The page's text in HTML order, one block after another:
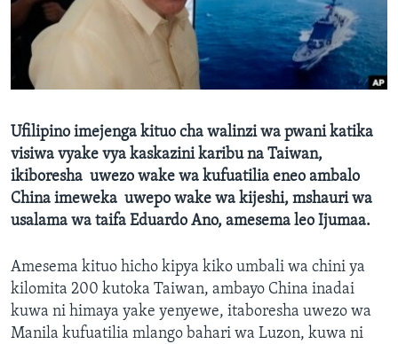
Ufilipino imejenga kituo cha walinzi wa pwani katika
visiwa vyake vya kaskazini karibu na Taiwan,
ikiboresha uwezo wake wa kufuatilia eneo ambalo
China imeweka uwepo wake wa kijeshi, mshauri wa
usalama wa taifa Eduardo Ano, amesema leo Ijumaa.
Amesema kituo hicho kipya kiko umbali wa chini ya
kilomita 200 kutoka Taiwan, ambayo China inadai
kuwa ni himaya yake yenyewe, itaboresha uwezo wa
Manila kufuatilia mlango bahari wa Luzon, kuwa ni